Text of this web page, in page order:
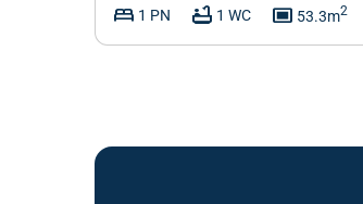
bed 1 PN bathtub 1 WC capture 53.3m2